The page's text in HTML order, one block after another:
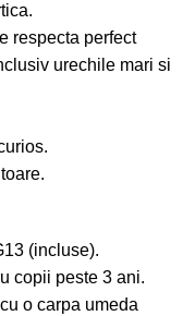
respecta perfect
urechile mari si
(incluse).
copii peste 3 ani.
o carpa umeda